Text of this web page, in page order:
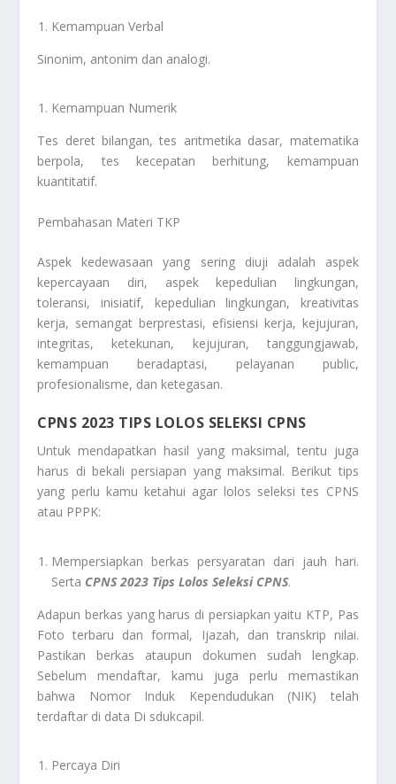
Kemampuan Verbal
Sinonim, antonim dan analogi.
Kemampuan Numerik
Tes deret bilangan, tes aritmetika dasar, matematika
berpola, tes kecepatan berhitung, kemampuan
kuantitatif.
Pembahasan Materi TKP
Aspek kedewasaan yang sering diuji adalah aspek
kepercayaan diri, aspek kepedulian lingkungan,
toleransi, inisiatif, kepedulian lingkungan, kreativitas
kerja, semangat berprestasi, efisiensi kerja, kejujuran,
integritas, ketekunan, kejujuran, tanggungjawab,
kemampuan beradaptasi, pelayanan public,
profesionalisme, dan ketegasan.
CPNS 2023 TIPS LOLOS SELEKSI CPNS
Untuk mendapatkan hasil yang maksimal, tentu juga
harus di bekali persiapan yang maksimal. Berikut tips
yang perlu kamu ketahui agar lolos seleksi tes CPNS
atau PPPK:
Mempersiapkan berkas persyaratan dari jauh hari.
Serta CPNS 2023 Tips Lolos Seleksi CPNS.
Adapun berkas yang harus di persiapkan yaitu KTP, Pas
Foto terbaru dan formal, Ijazah, dan transkrip nilai.
Pastikan berkas ataupun dokumen sudah lengkap.
Sebelum mendaftar, kamu juga perlu memastikan
bahwa Nomor Induk Kependudukan (NIK) telah
terdaftar di data Di sdukcapil.
Percaya Diri